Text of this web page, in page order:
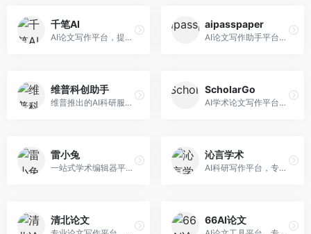
千笔AI
AI论文写作平台，提供无限改稿服务。面向高校学生和学术研究者，支持论文选题、大纲生成、内容撰写、查重修改等全流程服务，改稿次数不限，服务质量有保障。
aipasspaper
AI论文写作助手平台，提供智能化的学术写作支持。面向大学生和研究人员，支持多种学科论文生成，提供参考文献管理和格式规范服务，写作效率高。
维普科创助手
维普推出的AI科研服务平台，整合学术资源与智能写作。面向科研人员和高校师生，提供文献检索、论文写作、查重检测等一站式服务，学术资源权威可靠。
ScholarGo
AI学术论文写作平台，专注于理工科领域的逻辑构建。面向理工科研究生和科研工作者，提供公式编辑、数据分析、论文结构优化等服务，理工科写作逻辑严谨。
雷小兔
一站式学术编辑器平台，覆盖论文写作全流程。面向高校学生和科研人员，提供选题分析、文献检索、论文生成、查重降重等服务，操作流程清晰，学术写作效率显著提升。
沁言学术
AI科研写作平台，专注于学术研究辅助。面向研究生和科研工作者，提供文献分析、研究方法指导、论文撰写等服务，学术资源丰富，研究支持全面。
清北论文 66AI论文